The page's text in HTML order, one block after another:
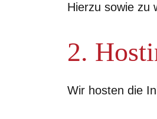
Hierzu sowie zu
2.
Wir hosten die